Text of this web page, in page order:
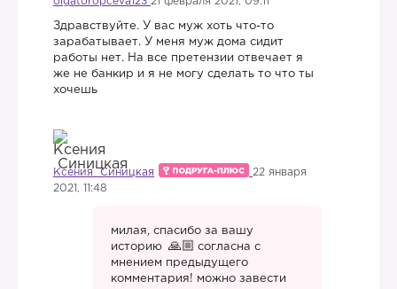
Здравствуйте. У вас муж хоть что-то
зарабатывает. У меня муж дома сидит
работы нет. На все претензии отвечает я
же не банкир и я не могу сделать то что ты
хочешь
Ксения Синицкая
22 января
2021, 11:48
милая, спасибо за вашу
историю
согласна с
мнением предыдущего
комментария! можно завести